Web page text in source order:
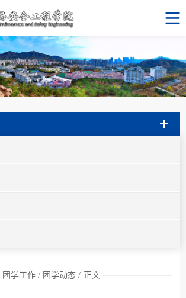
团学工作 / 团学动态 / 正文